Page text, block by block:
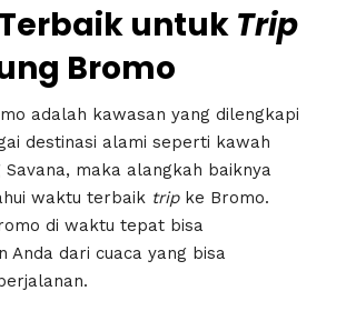
untuk Trip
Bromo
adalah kawasan yang dilengkapi
destinasi alami seperti kawah
Savana, maka alangkah baiknya
waktu terbaik tripke Bromo.
di waktu tepat bisa
Anda dari cuaca yang bisa